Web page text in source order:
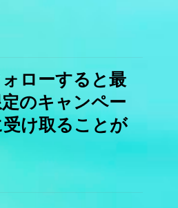
ローすると最
のキャンペー
け取ることが